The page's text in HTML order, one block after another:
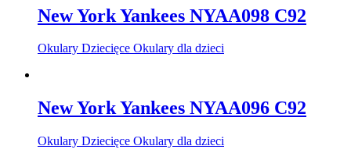
New York Yankees NYAA098 C92
Okulary Dziecięce Okulary dla dzieci
New York Yankees NYAA096 C92
Okulary Dziecięce Okulary dla dzieci